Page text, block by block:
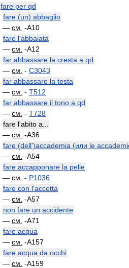
fare per qd
fare (un) abbaglio
— см -A10
fare l'abbaiata
— см -A12
far abbassare la cresta a qd
— см - C3043
far abbassare la testa
— см - T512
far abbassare il tono a qd
— см - T728
fare l'abito a
— см -A36
fare (dell')accademia (или le
— см -A54
fare accapponare la pelle
— см - P1036
fare con l'accetta
— см -A57
non fare un accidente
— см -A71
fare acqua
— см -A157
fare acqua da occhi
— см -A159